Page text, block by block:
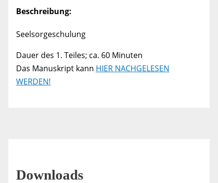
Beschreibung:
Seelsorgeschulung
Dauer des 1. Teiles; ca. 60 Minuten
Das Manuskript kann HIER NACHGELESEN
WERDEN!
Downloads